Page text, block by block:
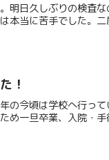
明日久しぶりの検査
本当に苦手でした。
！
の今頃は学校へ行っ
め一旦卒業、入院・